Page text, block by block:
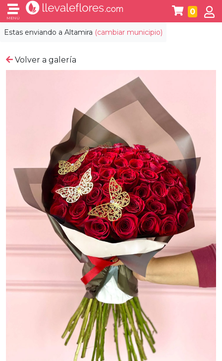
Estas enviando a Altamira (cambiar municipio)
MENÚ
0
Volver a galería